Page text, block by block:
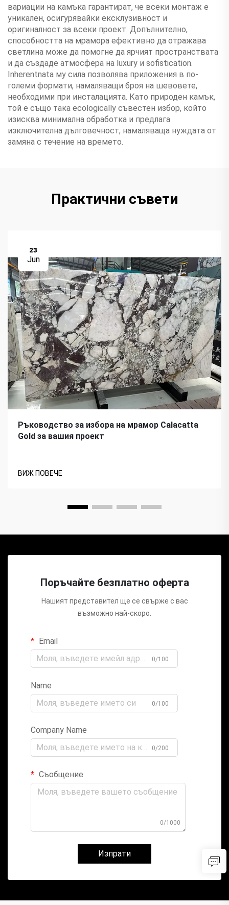
вариации на камъка гарантират, че всеки монтаж е
уникален, осигурявайки ексклузивност и
оригиналност за всеки проект. Допълнително,
способността на мрамора ефективно да отражава
светлина може да помогне да ярчият пространствата
и да създаде атмосфера на luxury и sofistication.
Inherentnata му сила позволява приложения в по-
големи формати, намаляващи броя на шевовете,
необходими при инсталацията. Като природен камък,
той е също така ecologically съвестен избор, който
изисква минимална обработка и предлага
изключителна дълговечност, намаляваща нуждата от
замяна с течение на времето.
Практични съвети
23
Jun
Ръководство за избора на мрамор Calacatta
Gold за вашия проект
ВИЖ ПОВЕЧЕ
Поръчайте безплатно оферта
Нашият представител ще се свърже с вас
възможно най-скоро.
Email
0/100
Name
0/100
Company Name
0/200
Съобщение
0/1000
Изпрати